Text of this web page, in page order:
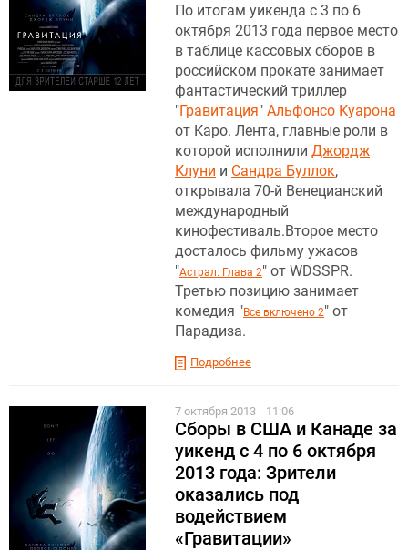
По итогам уикенда с 3 по 6
октября 2013 года первое место
в таблице кассовых сборов в
российском прокате занимает
фантастический триллер
"Гравитация" Альфонсо Куарона
от Каро. Лента, главные роли в
которой исполнили Джордж
Клуни и Сандра Буллок,
открывала 70-й Венецианский
международный
кинофестиваль.Второе место
досталось фильму ужасов
"Астрал: Глава 2" от WDSSPR.
Третью позицию занимает
комедия "Все включено 2" от
Парадиза.
Подробнее
7 октября 2013 11:06
Сборы в США и Канаде за
уикенд с 4 по 6 октября
2013 года: Зрители
оказались под
водействием
«Гравитации»